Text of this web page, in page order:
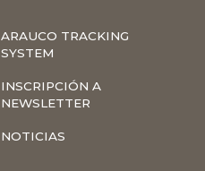
ARAUCO TRACKING
SYSTEM
INSCRIPCIÓN A
NEWSLETTER
NOTICIAS